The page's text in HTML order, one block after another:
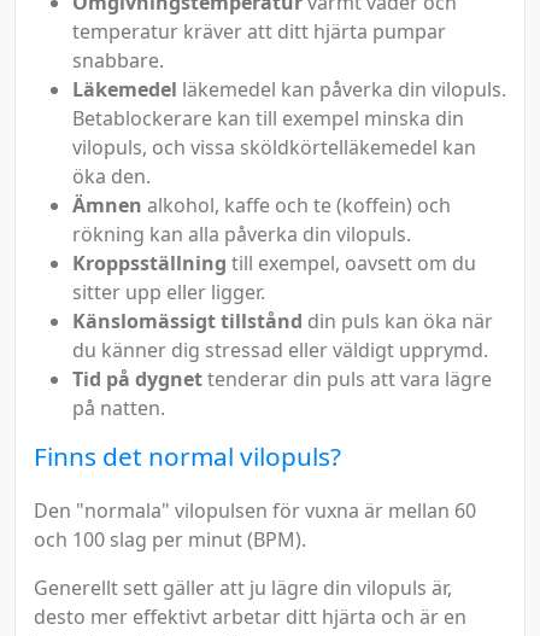
temperatur kräver att ditt hjärta pumpar
snabbare.
Läkemedel läkemedel kan påverka din vilopuls.
Betablockerare kan till exempel minska din
vilopuls, och vissa sköldkörtelläkemedel kan
öka den.
Ämnen alkohol, kaffe och te (koffein) och
rökning kan alla påverka din vilopuls.
Kroppsställning till exempel, oavsett om du
sitter upp eller ligger.
Känslomässigt tillstånd din puls kan öka när
du känner dig stressad eller väldigt upprymd.
Tid på dygnettenderar din puls att vara lägre
på natten.
Finns det normal vilopuls?
Den "normala" vilopulsen för vuxna är mellan 60
och 100 slag per minut (BPM).
Generellt sett gäller att ju lägre din vilopuls är,
desto mer effektivt arbetar ditt hjärta och är en